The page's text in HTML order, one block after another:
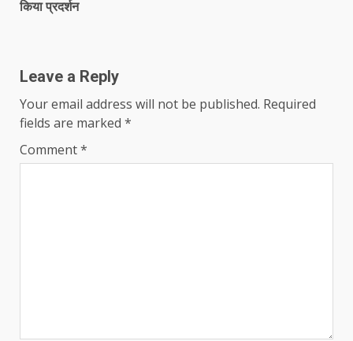
किया प्रदर्शन
Leave a Reply
Your email address will not be published. Required
fields are marked *
Comment*